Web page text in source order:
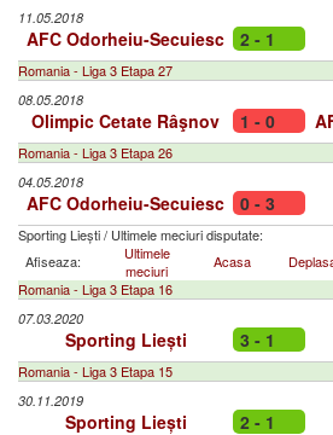
11.05.2018
AFC Odorheiu-Secuiesc 2 - 1
Romania - Liga 3 Etapa 27
08.05.2018
Olimpic Cetate Râşnov 1 - 0
Romania - Liga 3 Etapa 26
04.05.2018
AFC Odorheiu-Secuiesc 0 - 3
Sporting Liești/ Ultimele meciuri disputate:
Afiseaza:
Ultimele
meciuri
Acasa
Romania - Liga 3 Etapa 16
07.03.2020
Sporting Liești 3 - 1
Romania - Liga 3 Etapa 15
30.11.2019
Sporting Liești 2 - 1